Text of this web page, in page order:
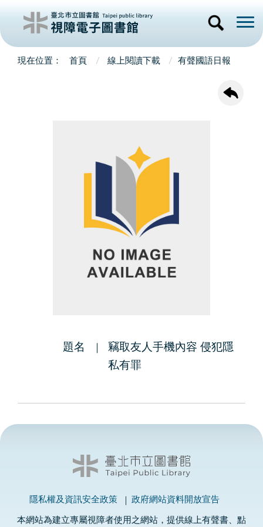
首頁 線上閱讀下載 有聲國語日報
題名
竊取友人手機內容 侵犯隱
私有罪
隱私權及資訊安全政策 政府網站資料開放宣告
本網站為建立專屬視障者使用之網站，提供線上有聲書、點